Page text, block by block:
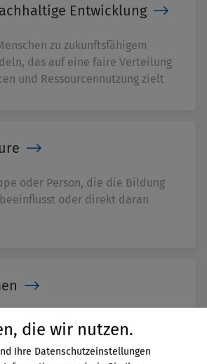
die wir nutzen.
Ihre Datenschutzeinstellungen
Entwicklung
zu zukunftsfähigem
das auf eine faire Verteilung
und Ressourcennutzung zielt
oder Person, die die Bildung
oder direkt daran
von Bildungsprozessen